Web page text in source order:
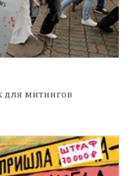
для митингов